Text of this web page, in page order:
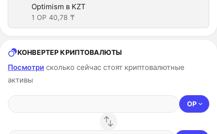
Optimism в KZT
1 OP 40,78 ₸
КОНВЕРТЕР КРИПТОВАЛЮТЫ
Посмотри сколько сейчас стоят криптовалютные
активы
OP